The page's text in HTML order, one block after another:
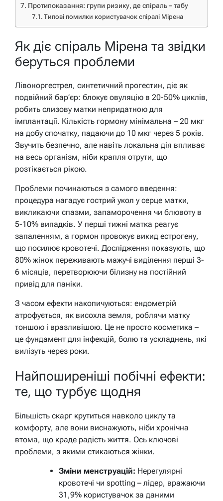
Протипоказання: групи ризику, де спіраль – табу
Типові помилки користувачок спіралі Мірена
Як діє спіраль Мірена та звідки
беруться проблеми
Лівоноргестрел, синтетичний прогестин, діє як
подвійний бар’єр: блокує овуляцію в 20-50% циклів,
робить слизову матки непридатною для
імплантації. Кількість гормону мінімальна – 20 мкг
на добу спочатку, падаючи до 10 мкг через 5 років.
Звучить безпечно, але навіть локальна дія впливає
на весь організм, ніби крапля отрути, що
розтікається рікою.
Проблеми починаються з самого введення:
процедура нагадує гострий укол у серце матки,
викликаючи спазми, запаморочення чи блювоту в
5-10% випадків. У перші тижні матка реагує
запаленням, а гормон провокує викид естрогену,
що посилює кровотечі. Дослідження показують, що
80% жінок переживають мажучі виділення перші 3-
6 місяців, перетворюючи білизну на постійний
привід для паніки.
З часом ефекти накопичуються: ендометрій
атрофується, як висохла земля, роблячи матку
тоншою і вразливішою. Це не просто косметика –
це фундамент для інфекцій, болю та ускладнень, які
вилізуть через роки.
Найпоширеніші побічні ефекти:
те, що турбує щодня
Більшість скарг крутиться навколо циклу та
комфорту, але вони виснажують, ніби хронічна
втома, що краде радість життя. Ось ключові
проблеми, з якими стикаються жінки.
Зміни менструацій: Нерегулярні
кровотечі чи spotting – лідер, вражаючи
31,9% користувачок за даними